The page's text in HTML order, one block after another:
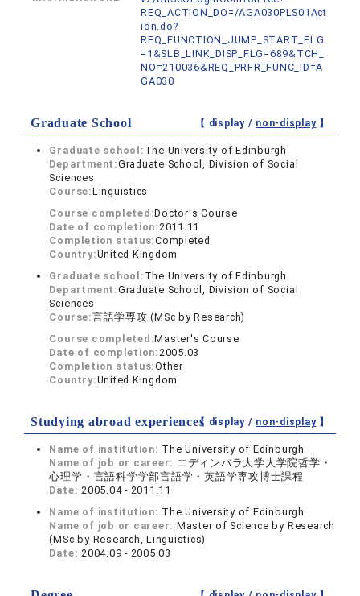
REQ_ACTION_DO=/AGA030PLS01Act
ion.do?
REQ_FUNCTION_JUMP_START_FLG
=1&SLB_LINK_DISP_FLG=689&TCH_
NO=210036&REQ_PRFR_FUNC_ID=A
GA030
Graduate School 【 display / non-display】
Graduate school: The University of Edinburgh
Department:Graduate School, Division of Social
Sciences
Course:Linguistics
Course completed:Doctor's Course
Date of completion:2011.11
Completion status:Completed
Country:United Kingdom
Graduate school: The University of Edinburgh
Department:Graduate School, Division of Social
Sciences
Course:言語学専攻 (MSc by Research)
Course completed:Master's Course
Date of completion:2005.03
Completion status:Other
Country:United Kingdom
Studying abroad experiences【 display / non-display】
Name of institution: The University of Edinburgh
Name of job or career: エディンバラ大学大学院哲学・
心理学・言語科学学部言語学・英語学専攻博士課程
Date:2005.04 - 2011.11
Name of institution: The University of Edinburgh
Name of job or career: Master of Science by Research
(MSc by Research, Linguistics)
Date:2004.09 - 2005.03